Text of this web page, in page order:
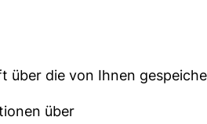
über die von Ihnen
über